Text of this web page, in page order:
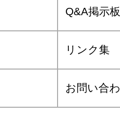
Q&A掲示板
リンク集
お問い合